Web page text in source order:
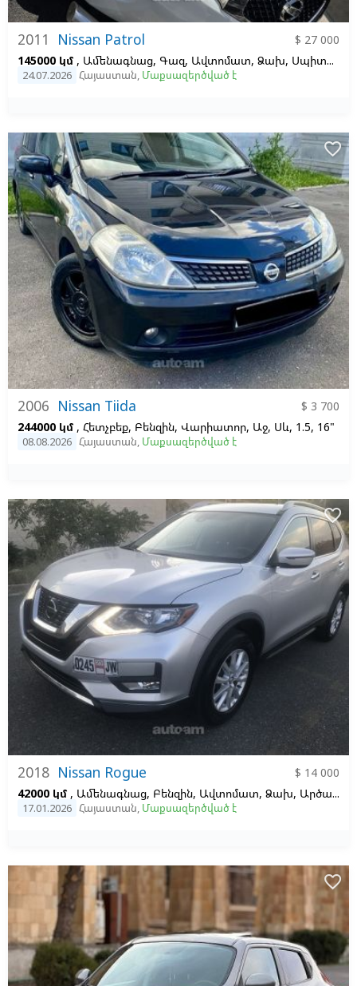
2011 Nissan Patrol
$ 27 000
145000 կմ , Ամենագնաց, Գազ, Ավտոմատ, Ձախ, Սպիտակ
24.07.2026 Հայաստան, Մաքսազերծված է
2006 Nissan Tiida
$ 3 700
244000 կմ , Հետչբեք, Բենզին, Վարիատոր, Աջ, Սև, 1.5, 16"
08.08.2026 Հայաստան, Մաքսազերծված է
favorite_border
2018 Nissan Rogue
$ 14 000
42000 կմ , Ամենագնաց, Բենզին, Ավտոմատ, Ձախ, Արծաթագույն,
17.01.2026 Հայաստան, Մաքսազերծված է
favorite_border
favorite_border